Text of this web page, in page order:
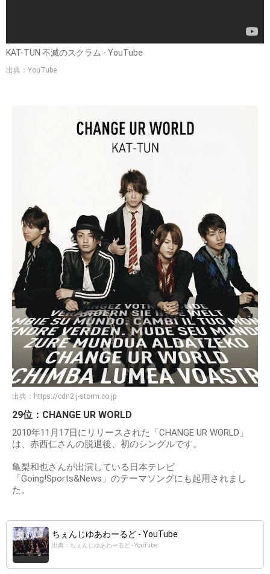
KAT-TUN 不滅のスクラム - YouTube
出典：YouTube
出典： https://cdn2.j-storm.co.jp
29位：CHANGE UR WORLD
2010年11月17日にリリースされた「CHANGE UR WORLD」
は、赤西仁さんの脱退後、初のシングルです。
亀梨和也さんが出演している日本テレビ
「Going!Sports&News」のテーマソングにも起用されまし
た。
ちぇんじゆあわーるど - YouTube
出典：ちぇんじゆあわーるど - YouTube